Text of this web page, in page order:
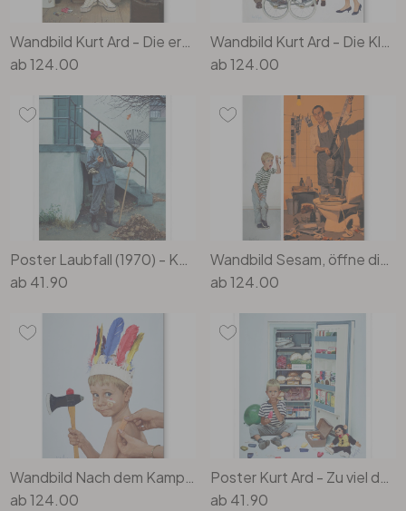
ab124.00
ab124.00
ab 41.90
ab124.00
ab124.00
ab 41.90